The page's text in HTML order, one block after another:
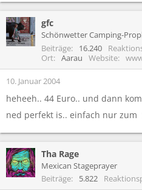
gfc
Schönwetter Camping-
Beiträge 16.240
Ort
Aarau Website
10. Januar 2004
heheeh.. 44 Euro.. und dann
ned perfekt is.. einfach nur zum
Tha Rage
Mexican Stageprayer
Beiträge
5.822